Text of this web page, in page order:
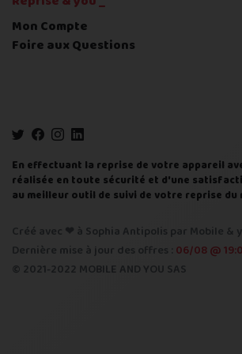
Code postal
Pays*
IBAN
Je donnerai mes informations
Mon Compte
Foire aux Questions
En effectuant la reprise de votre appareil
réalisée en toute sécurité et d'une
au meilleur outil de suivi de votre reprise
Créé avec ❤ à Sophia Antipolis par Mobile &
Dernière mise à jour des offres : 06/08 @
© 2021-2022 MOBILE AND YOU SAS